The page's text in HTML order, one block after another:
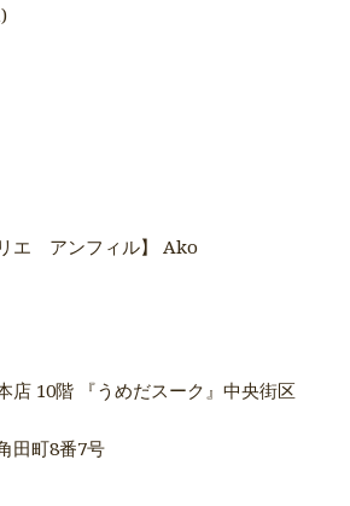
エ アンフィル】 Ako
店 10階 『うめだスーク』中央街区
田町8番7号